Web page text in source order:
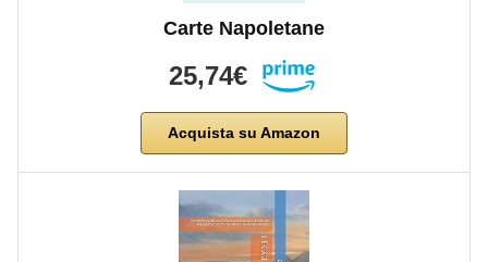
Carte Napoletane
25,74€
Acquista su Amazon